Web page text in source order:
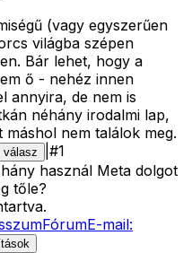
(vagy egyszerűen
világba szépen
Bár lehet, hogy a
ő - nehéz innen
annyira, de nem is
néhány irodalmi lap,
nem találok meg.
válasz #1
használ Meta dolgot
tőle?
FórumE-mail: